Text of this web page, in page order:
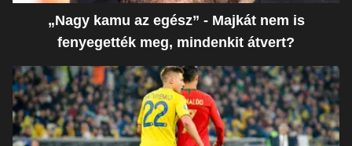
„Nagy kamu az egész” - Majkát nem is
fenyegették meg, mindenkit átvert?